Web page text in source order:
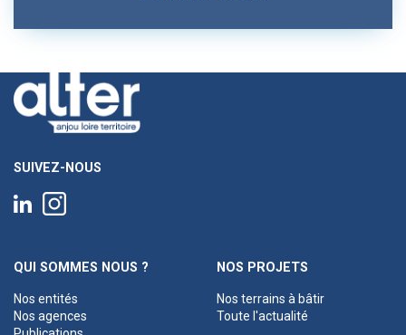
SUIVEZ-NOUS
QUI SOMMES NOUS ?
Nos entités
Nos agences
NOS PROJETS
Nos terrains à bâtir
Toute l'actualité